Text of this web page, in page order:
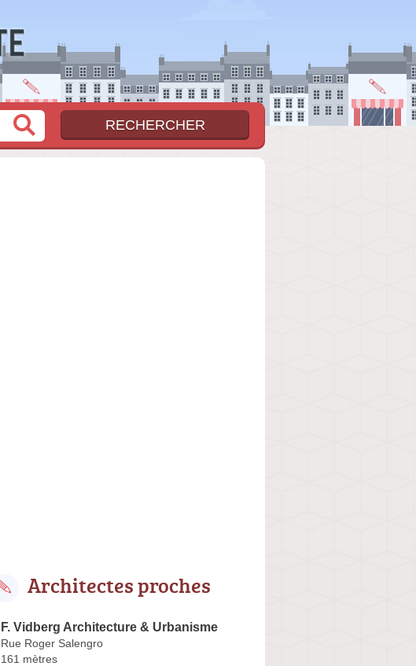
Architectes proches
F. Vidberg Architecture & Urbanisme
Rue Roger Salengro
161 mètres